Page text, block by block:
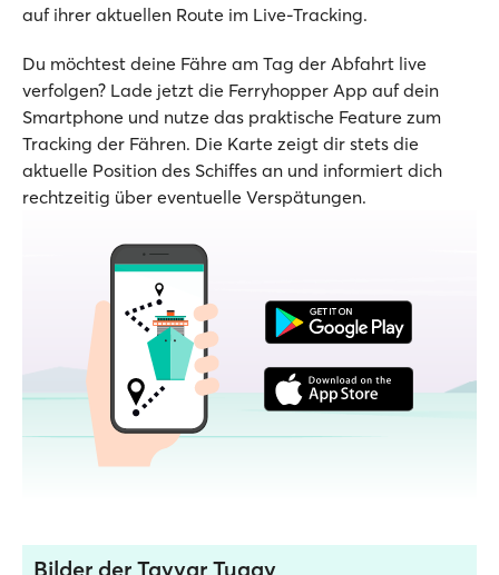
auf ihrer aktuellen Route im Live-Tracking.
Du möchtest deine Fähre am Tag der Abfahrt live
verfolgen? Lade jetzt die Ferryhopper App auf dein
Smartphone und nutze das praktische Feature zum
Tracking der Fähren. Die Karte zeigt dir stets die
aktuelle Position des Schiffes an und informiert dich
rechtzeitig über eventuelle Verspätungen.
Bilder der Tayyar Tugay